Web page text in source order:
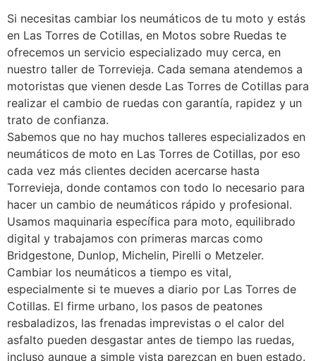
Si necesitas cambiar los neumáticos de tu moto y estás
en Las Torres de Cotillas, en Motos sobre Ruedas te
ofrecemos un servicio especializado muy cerca, en
nuestro taller de Torrevieja. Cada semana atendemos a
motoristas que vienen desde Las Torres de Cotillas para
realizar el cambio de ruedas con garantía, rapidez y un
trato de confianza.
Sabemos que no hay muchos talleres especializados en
neumáticos de moto en Las Torres de Cotillas, por eso
cada vez más clientes deciden acercarse hasta
Torrevieja, donde contamos con todo lo necesario para
hacer un cambio de neumáticos rápido y profesional.
Usamos maquinaria específica para moto, equilibrado
digital y trabajamos con primeras marcas como
Bridgestone, Dunlop, Michelin, Pirelli o Metzeler.
Cambiar los neumáticos a tiempo es vital,
especialmente si te mueves a diario por Las Torres de
Cotillas. El firme urbano, los pasos de peatones
resbaladizos, las frenadas imprevistas o el calor del
asfalto pueden desgastar antes de tiempo las ruedas,
incluso aunque a simple vista parezcan en buen estado.